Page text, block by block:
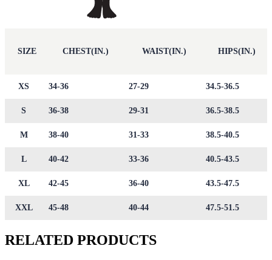
SIZE CHEST(IN.) WAIST(IN.) HIPS(IN.)
XS 34-36 27-29 34.5-36.5
S 36-38 29-31 36.5-38.5
M 38-40 31-33 38.5-40.5
L 40-42 33-36 40.5-43.5
XL 42-45 36-40 43.5-47.5
XXL 45-48 40-44 47.5-51.5
RELATED PRODUCTS